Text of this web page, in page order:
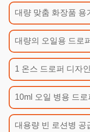
대량 맞춤 화장품 용
대량의 오일용 드로
1 온스 드로퍼 디자
10ml 오일 병용 드로
대용량 빈 로션병 공